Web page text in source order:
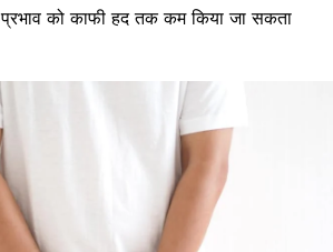
प्रभाव को काफी हद तक कम किया जा सकता